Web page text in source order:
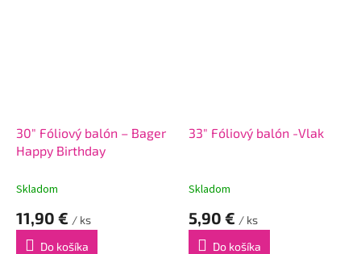
30" Fóliový balón – Bager
Happy Birthday
Skladom
11,90 € / ks
Do košíka
33" Fóliový balón -Vlak
Skladom
5,90 € / ks
Do košíka